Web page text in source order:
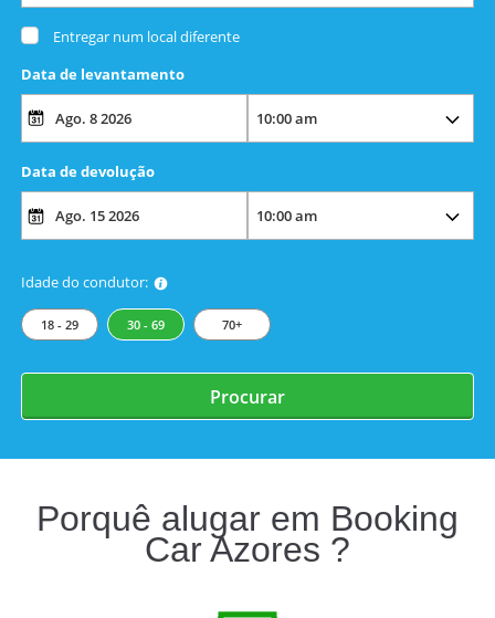
Entregar num local diferente
Data de levantamento
Data de devolução
Idade do condutor:
18 - 29 30 - 69 70+
Procurar
Porquê alugar em Booking
Car Azores ?